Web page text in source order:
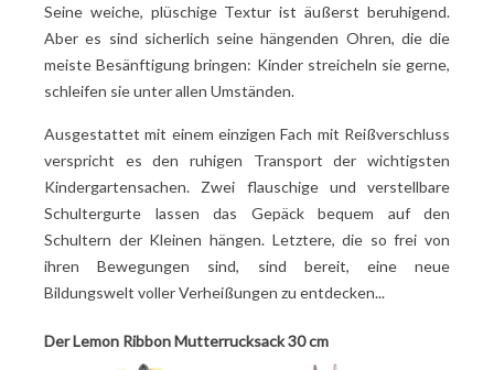
Seine weiche, plüschige Textur ist äußerst beruhigend.
Aber es sind sicherlich seine hängenden Ohren, die die
meiste Besänftigung bringen: Kinder streicheln sie gerne,
schleifen sie unter allen Umständen.
Ausgestattet mit einem einzigen Fach mit Reißverschluss
verspricht es den ruhigen Transport der wichtigsten
Kindergartensachen. Zwei flauschige und verstellbare
Schultergurte lassen das Gepäck bequem auf den
Schultern der Kleinen hängen. Letztere, die so frei von
ihren Bewegungen sind, sind bereit, eine neue
Bildungswelt voller Verheißungen zu entdecken...
Der Lemon Ribbon Mutterrucksack 30 cm